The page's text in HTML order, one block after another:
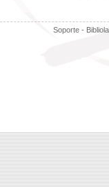
Soporte -